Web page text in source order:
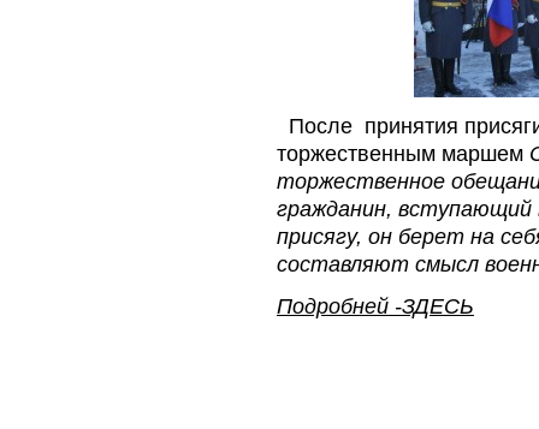
После принятия
торжественным маршем
торжественное
гражданин,
присягу, он берет на
составляют смысл
Подробней -ЗДЕСЬ